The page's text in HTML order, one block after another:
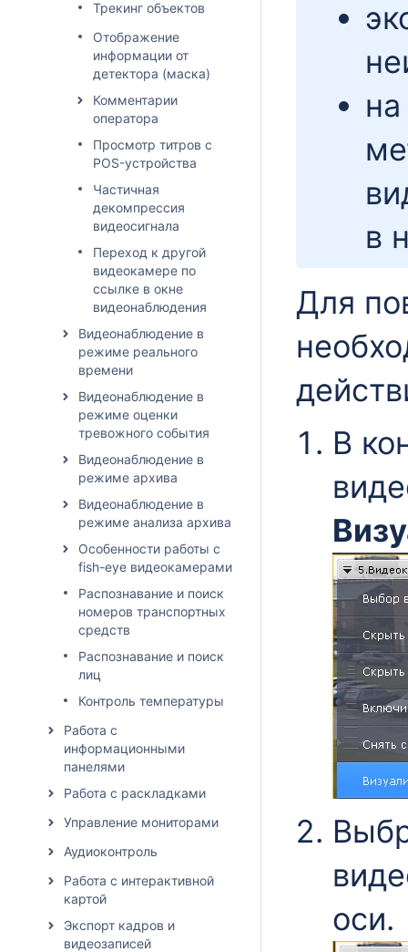
Трекинг объектов
Отображение
информации от
детектора (маска)
Комментарии
оператора
Просмотр титров с
POS-устройства
Частичная
декомпрессия
видеосигнала
Переход к другой
видеокамере по
ссылке в окне
видеонаблюдения
Видеонаблюдение в
режиме реального
времени
Видеонаблюдение в
режиме оценки
тревожного события
Видеонаблюдение в
режиме архива
Видеонаблюдение в
режиме анализа архива
Особенности работы с
fish-eye видеокамерами
Распознавание и поиск
номеров транспортных
средств
Распознавание и поиск
лиц
Контроль температуры
Работа с
информационными
панелями
Работа с раскладками
Управление мониторами
Аудиоконтроль
Работа с интерактивной
картой
Экспорт кадров и
видеозаписей
в
Для
В
оси.